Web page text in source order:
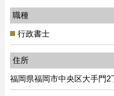
職種
行政書士
住所
福岡県福岡市中央区大手門2